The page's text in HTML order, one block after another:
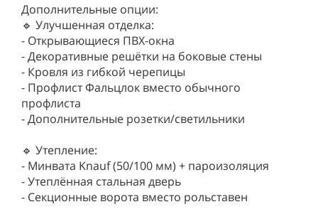
Дополнительные опции:
🔹 Улучшенная отделка:
- Открывающиеся ПВХ-окна
- Декоративные решётки на боковые стены
- Кровля из гибкой черепицы
- Профлист Фальцлок вместо обычного
профлиста
- Дополнительные розетки/светильники
🔹 Утепление:
- Минвата Knauf (50/100 мм) + пароизоляция
- Утеплённая стальная дверь
- Секционные ворота вместо рольставен